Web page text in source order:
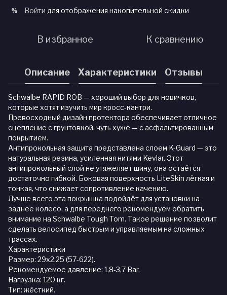
% Войти для отображения накопительной скидки
В избранное К сравнению
Описание Характеристики Отзывы
Schwalbe RAPID ROB — хороший выбор для новичков,
которые хотят изучить мир кросс-кантри.
Превосходный дизайн протектора обеспечивает отличное
сцепление с грунтовкой, чуть хуже — с асфальтированным
покрытием.
Антипрокольная защита представлена слоем K-Guard — это
натуральная резина, усиленная нитями Kevlar. Этот
антипрокольный слой не утяжеляет шину, она остаётся
достаточно гибкой. Боковая поверхность LiteSkin лёгкая и
тонкая, что снижает сопротивление качению.
Лучше всего эта покрышка подойдёт для установки на
заднее колесо, а для переднего рекомендуем обратить
внимание на Schwalbe Tough Tom. Такое решение позволит
сделать велосипед быстрым и управляемым на сложных
трассах.
Характеристики
Размер: 29x2.25 (57-622).
Рекомендуемое давление: 1,8-3,7 Bar.
Нагрузка: 120 кг.
Тип: жёсткий.